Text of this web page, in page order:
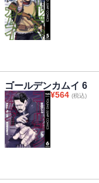
ゴールデンカムイ 6
¥564 (税込)